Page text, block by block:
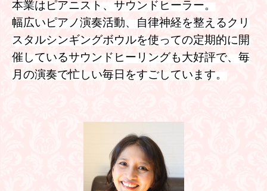
本業はピアニスト、サウンドヒーラー。
幅広いピアノ演奏活動、自律神経を整えるクリ
スタルシンギングボウルを使っての定期的に開
催しているサウンドヒーリングも大好評で、毎
月の演奏で忙しい毎日をすごしています。